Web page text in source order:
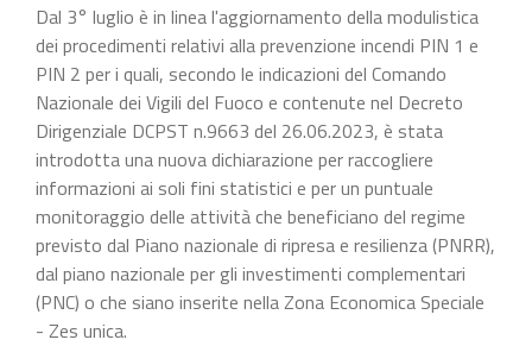
Dal 3° luglio è in linea l'aggiornamento della modulistica
dei procedimenti relativi alla prevenzione incendi PIN 1 e
PIN 2 per i quali, secondo le indicazioni del Comando
Nazionale dei Vigili del Fuoco e contenute nel Decreto
Dirigenziale DCPST n.9663 del 26.06.2023, è stata
introdotta una nuova dichiarazione per raccogliere
informazioni ai soli fini statistici e per un puntuale
monitoraggio delle attività che beneficiano del regime
previsto dal Piano nazionale di ripresa e resilienza (PNRR),
dal piano nazionale per gli investimenti complementari
(PNC) o che siano inserite nella Zona Economica Speciale
- Zes unica.